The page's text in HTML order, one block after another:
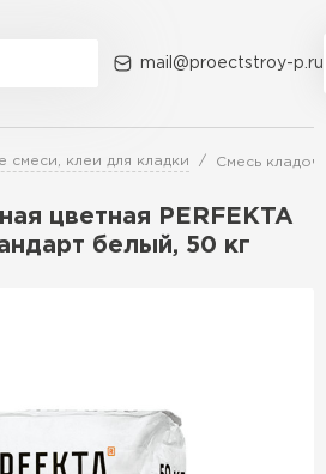
mail@proectstroy-p.ru
смеси, клеи для кладки Смесь
цветная PERFEKTA
белый, 50 кг
Акции О компании Контакты
СК
КСИ